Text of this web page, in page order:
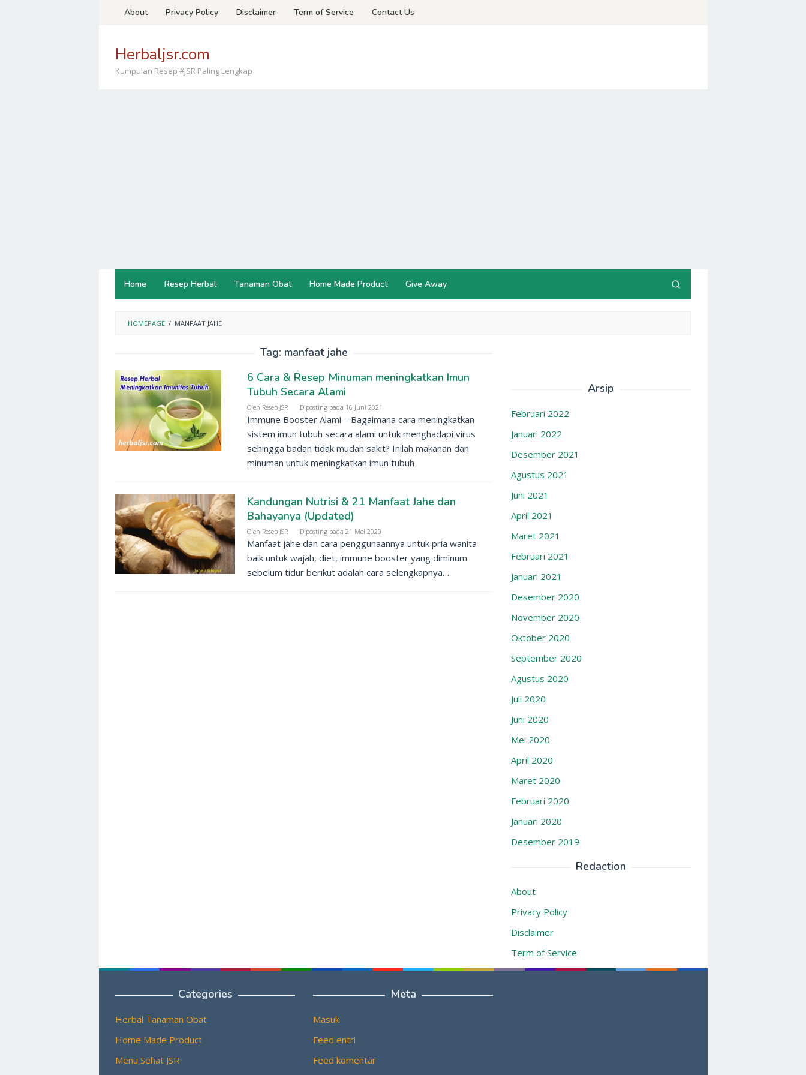
About Privacy Policy Disclaimer Term of Service Contact Us
Herbaljsr.com
Kumpulan Resep #JSR Paling Lengkap
Home Resep Herbal Tanaman Obat Home Made Product Give Away
HOMEPAGE / MANFAAT JAHE
Tag: manfaat jahe
6 Cara & Resep Minuman meningkatkan Imun
Tubuh Secara Alami
Oleh Resep JSR Diposting pada 16 Juni 2021
Immune Booster Alami – Bagaimana cara meningkatkan
sistem imun tubuh secara alami untuk menghadapi virus
sehingga badan tidak mudah sakit? Inilah makanan dan
minuman untuk meningkatkan imun tubuh
Kandungan Nutrisi & 21 Manfaat Jahe dan
Bahayanya (Updated)
Oleh Resep JSR Diposting pada 21 Mei 2020
Manfaat jahe dan cara penggunaannya untuk pria wanita
baik untuk wajah, diet, immune booster yang diminum
sebelum tidur berikut adalah cara selengkapnya…
Arsip
Februari 2022
Januari 2022
Desember 2021
Agustus 2021
Juni 2021
April 2021
Maret 2021
Februari 2021
Januari 2021
Desember 2020
November 2020
Oktober 2020
September 2020
Agustus 2020
Juli 2020
Juni 2020
Mei 2020
April 2020
Maret 2020
Februari 2020
Januari 2020
Desember 2019
Redaction
About
Privacy Policy
Disclaimer
Term of Service
Contact Us
Categories
Herbal Tanaman Obat
Home Made Product
Menu Sehat JSR
Meta
Masuk
Feed entri
Feed komentar